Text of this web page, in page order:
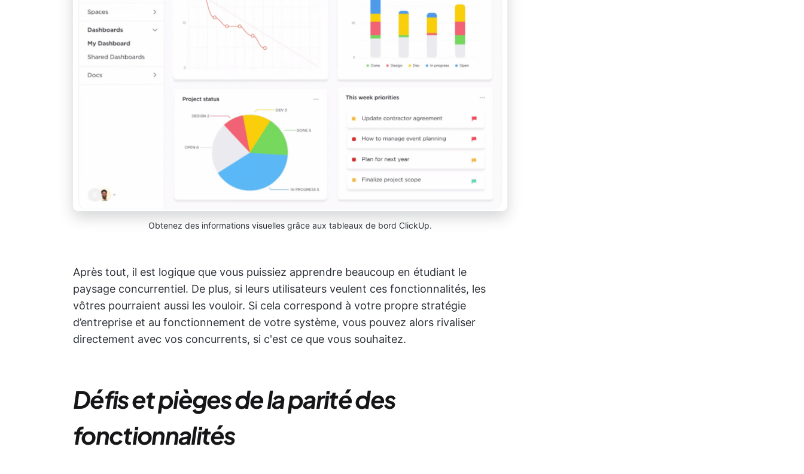
Obtenez des informations visuelles grâce aux tableaux de bord ClickUp.
Après tout, il est logique que vous puissiez apprendre beaucoup en étudiant le
paysage concurrentiel. De plus, si leurs utilisateurs veulent ces fonctionnalités, les
vôtres pourraient aussi les vouloir. Si cela correspond à votre propre stratégie
d’entreprise et au fonctionnement de votre système, vous pouvez alors rivaliser
directement avec vos concurrents, si c'est ce que vous souhaitez.
Défis et pièges de laparité des
fonctionnalités